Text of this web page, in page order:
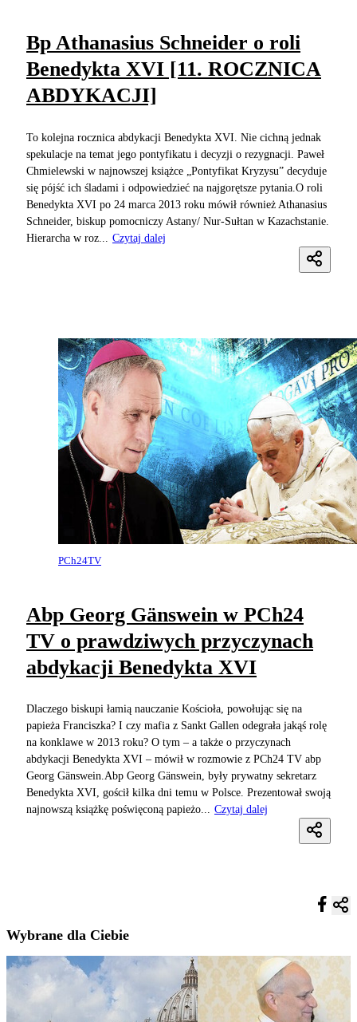
Bp Athanasius Schneider o roli
Benedykta XVI [11. ROCZNICA
ABDYKACJI]
To kolejna rocznica abdykacji Benedykta XVI. Nie cichną jednak
spekulacje na temat jego pontyfikatu i decyzji o rezygnacji. Paweł
Chmielewski w najnowszej książce „Pontyfikat Kryzysu” decyduje
się pójść ich śladami i odpowiedzieć na najgorętsze pytania.O roli
Benedykta XVI po 24 marca 2013 roku mówił również Athanasius
Schneider, biskup pomocniczy Astany/ Nur-Sułtan w Kazachstanie.
Hierarcha w roz...
Czytaj dalej
PCh24TV
Abp Georg Gänswein w PCh24
TV o prawdziwych przyczynach
abdykacji Benedykta XVI
Dlaczego biskupi łamią nauczanie Kościoła, powołując się na
papieża Franciszka? I czy mafia z Sankt Gallen odegrała jakąś rolę
na konklawe w 2013 roku? O tym – a także o przyczynach
abdykacji Benedykta XVI – mówił w rozmowie z PCh24 TV abp
Georg Gänswein.Abp Georg Gänswein, były prywatny sekretarz
Benedykta XVI, gościł kilka dni temu w Polsce. Prezentował swoją
najnowszą książkę poświęconą papieżo... Czytaj dalej
Wybrane dla Ciebie